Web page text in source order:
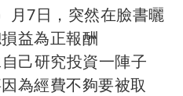
月7日，突然在臉書曬
益為正報酬
己研究投資一陣子
為經費不夠要被取